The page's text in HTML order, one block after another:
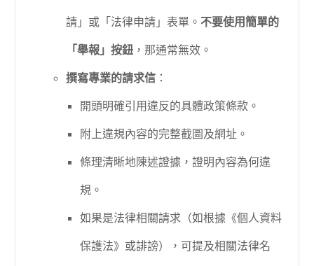
請」或「法律申請」表單。 不要使用簡單的
「舉報」按鈕，那通常無效。
撰寫專業的請求信：
開頭明確引用違反的具體政策條款。
附上違規內容的完整截圖及網址。
條理清晰地陳述證據，證明內容為何違
規。
如果是法律相關請求（如根據《個人資料
保護法》或誹謗），可提及相關法律名